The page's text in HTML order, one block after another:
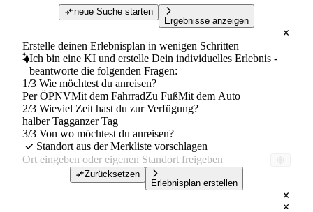
neue Suche starten
Ergebnisse anzeigen
Erstelle deinen Erlebnisplan in wenigen Schritten
Ich bin eine KI und erstelle Dein individuelles Erlebnis -
beantworte die folgenden Fragen:
1/3 Wie möchtest du anreisen?
Per ÖPNVMit dem FahrradZu FußMit dem Auto
2/3 Wieviel Zeit hast du zur Verfügung?
halber Tagganzer Tag
3/3 Von wo möchtest du anreisen?
Standort aus der Merkliste vorschlagen
Zurücksetzen
Erlebnisplan erstellen